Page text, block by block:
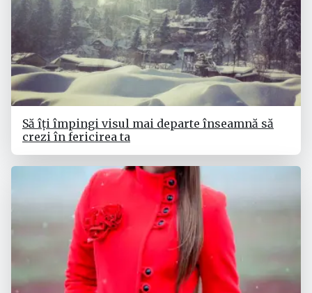
Să îți împingi visul mai departe înseamnă să
crezi în fericirea ta